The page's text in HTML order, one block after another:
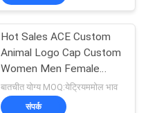
Hot Sales ACE Custom
Animal Logo Cap Custom
Women Men Female
Male Custom Baseball
Sports Cap Hat
बातचीत योग्य MOQ:येट्रियममोल भाव
संपर्क